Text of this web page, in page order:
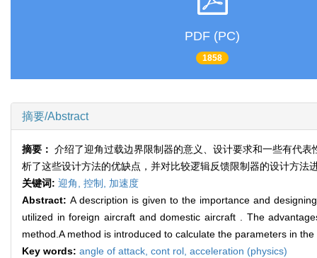
PDF (PC)
1858
摘要/Abstract
摘要： 介绍了迎角过载边界限制器的意义、设计要求和一些有代
析了这些设计方法的优缺点，并对比较逻辑反馈限制器的设计方
关键词: 迎角, 控制, 加速度
Abstract: A description is given to the importance and
utilized in foreign aircraft and domestic aircraft . The
method.A method is introduced to calculate the parameters in
Key words: angle of attack, cont rol, acceleration (physics)